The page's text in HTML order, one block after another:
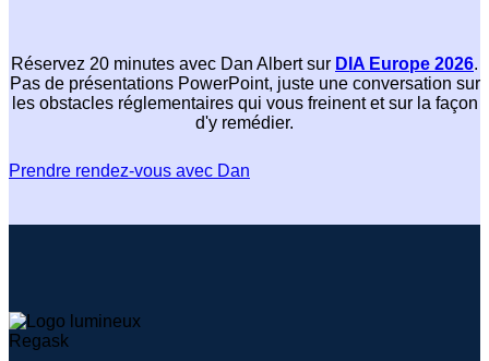
Réservez 20 minutes avec Dan Albert sur DIA Europe 2026.
Pas de présentations PowerPoint, juste une conversation sur
les obstacles réglementaires qui vous freinent et sur la façon
d'y remédier.
Prendre rendez-vous avec Dan